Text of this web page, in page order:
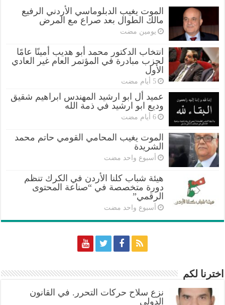
الموت يغيب الدبلوماسي الأردني الرفيع
مالك الطوال بعد صراع مع المرض
‏يومين مضت
انتخاب الدكتور محمد أبو هديب أمينًا عامًا
لحزب مبادرة في المؤتمر العام غير العادي
الأول
‏5 أيام مضت
عميد أل ابو ارشيد المهندس ابراهيم شقيق
وديع ابو ارشيد في ذمة الله
‏6 أيام مضت
الموت يغيب المحامي القومي حاتم محمد
الشريدة
‏أسبوع واحد مضت
هيئة شباب كلنا الأردن في الكرك تنظم
دورة متخصصة في “صناعة المحتوى
الرقمي”
‏أسبوع واحد مضت
اخترنا لكم
نزع سلاح حركات التحرر. في القانون
الدولي